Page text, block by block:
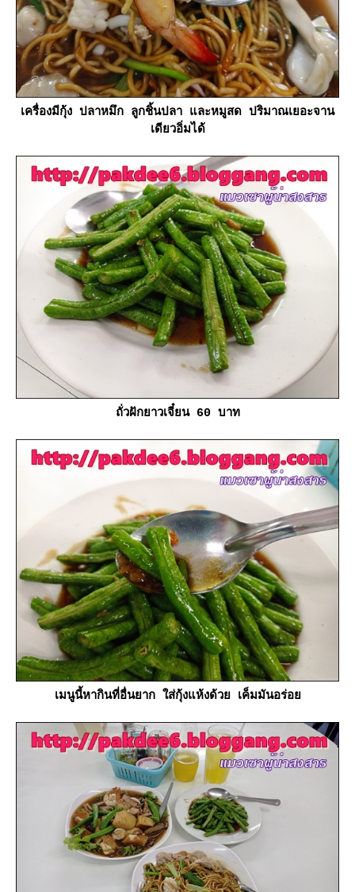
เครื่องมีกุ้ง ปลาหมึก ลูกชิ้นปลา และหมูสด ปริมาณเยอะจาน
เดียวอิ่มได้
ถั่วฝักยาวเจี๋ยน 60 บาท
เมนูนี้หากินที่อื่นยาก ใส่กุ้งแห้งด้วย เค็มมันอร่อ